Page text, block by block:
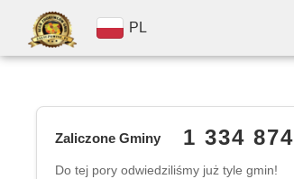
PL
Zaliczone Gminy 1 334 874
Do tej pory odwiedziliśmy już tyle gmin!